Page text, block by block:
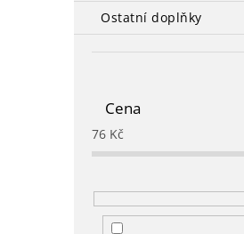
ostatní doplňky
Cena
76 Kč